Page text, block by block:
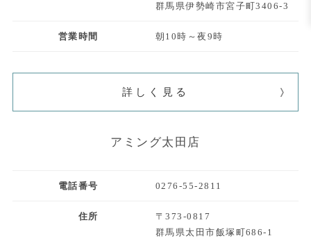
群馬県伊勢崎市宮子町3406-3
営業時間 朝10時～夜9時
詳しく見る
アミング太田店
電話番号 0276-55-2811
住所
〒373-0817
群馬県太田市飯塚町686-1